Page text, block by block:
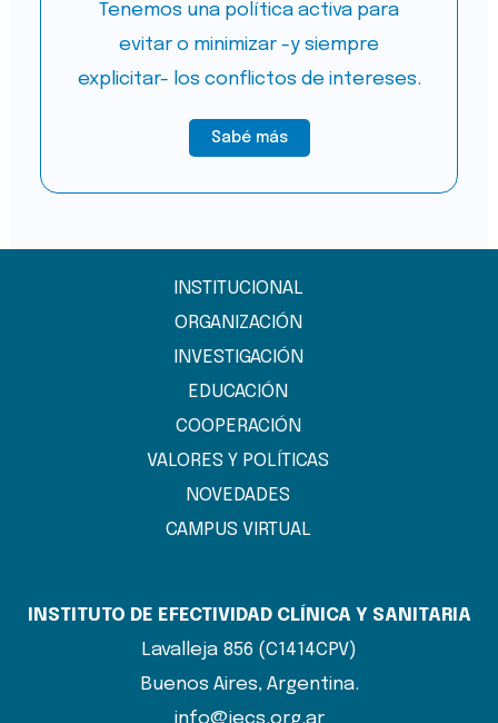
Tenemos una política activa para
evitar o minimizar -y siempre
explicitar- los conflictos de intereses.
Sabé más
INSTITUCIONAL
ORGANIZACIÓN
INVESTIGACIÓN
EDUCACIÓN
COOPERACIÓN
VALORES Y POLÍTICAS
NOVEDADES
CAMPUS VIRTUAL
INSTITUTO DE EFECTIVIDAD CLÍNICA Y SANITARIA
Lavalleja 856 (C1414CPV)
Buenos Aires, Argentina.
info@iecs.org.ar